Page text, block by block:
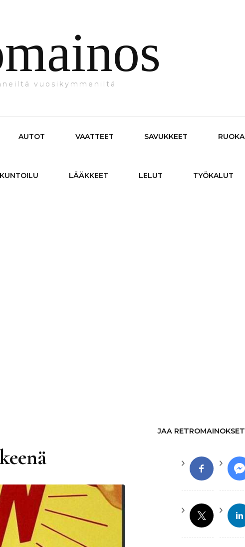
vuosikymmeniltä
AUTOT VAATTEET SAVUKKEET RUOKA
KUNTOILU LÄÄKKEET LELUT TYÖKALUT
JAA RETROMAINOKSET